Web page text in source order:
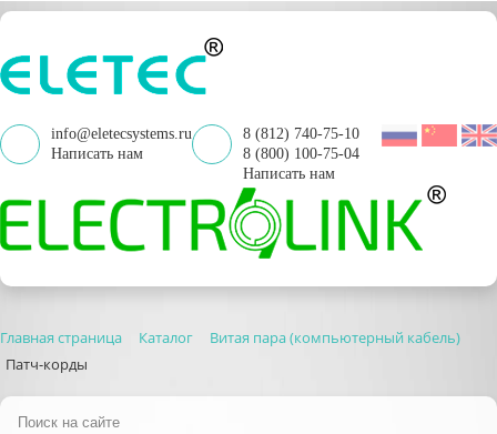
info@eletecsystems.ru
Написать нам
8 (812) 740-75-10
8 (800) 100-75-04
Написать нам
Главная страница Каталог
Витая пара (компьютерный кабель)
Патч-корды